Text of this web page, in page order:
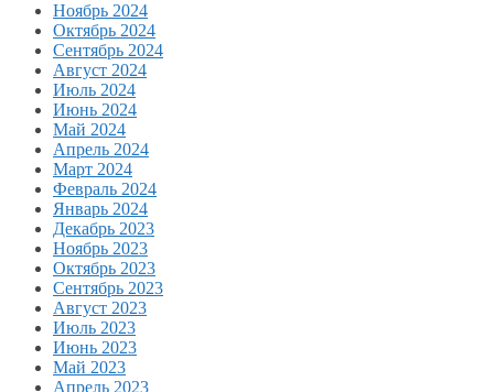
Ноябрь 2024
Октябрь 2024
Сентябрь 2024
Август 2024
Июль 2024
Июнь 2024
Май 2024
Апрель 2024
Март 2024
Февраль 2024
Январь 2024
Декабрь 2023
Ноябрь 2023
Октябрь 2023
Сентябрь 2023
Август 2023
Июль 2023
Июнь 2023
Май 2023
Апрель 2023